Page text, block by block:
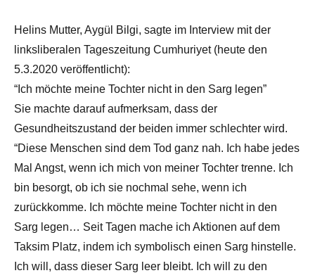
Helins Mutter, Aygül Bilgi, sagte im Interview mit der
linksliberalen Tageszeitung Cumhuriyet (heute den
5.3.2020 veröffentlicht):
“Ich möchte meine Tochter nicht in den Sarg legen”
Sie machte darauf aufmerksam, dass der
Gesundheitszustand der beiden immer schlechter wird.
“Diese Menschen sind dem Tod ganz nah. Ich habe jedes
Mal Angst, wenn ich mich von meiner Tochter trenne. Ich
bin besorgt, ob ich sie nochmal sehe, wenn ich
zurückkomme. Ich möchte meine Tochter nicht in den
Sarg legen… Seit Tagen mache ich Aktionen auf dem
Taksim Platz, indem ich symbolisch einen Sarg hinstelle.
Ich will, dass dieser Sarg leer bleibt. Ich will zu den